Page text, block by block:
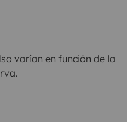
varían en función de la